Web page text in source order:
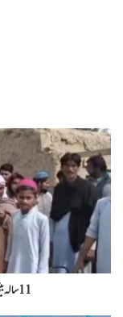
11سالہ بیٹی کو ونی کی بھینٹ چڑھانے پر باپ نے خودکشی کر لی